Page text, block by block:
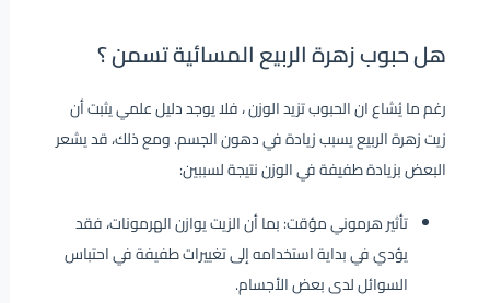
هل حبوب زهرة الربيع المسائية تسمن ؟
رغم ما يُشاع ان الحبوب تزيد الوزن ، فلا يوجد دليل علمي يثبت أن
زيت زهرة الربيع يسبب زيادة في دهون الجسم. ومع ذلك، قد يشعر
البعض بزيادة طفيفة في الوزن نتيجة لسببين:
تأثير هرموني مؤقت: بما أن الزيت يوازن الهرمونات، فقد
يؤدي في بداية استخدامه إلى تغييرات طفيفة في احتباس
السوائل لدى بعض الأجسام.